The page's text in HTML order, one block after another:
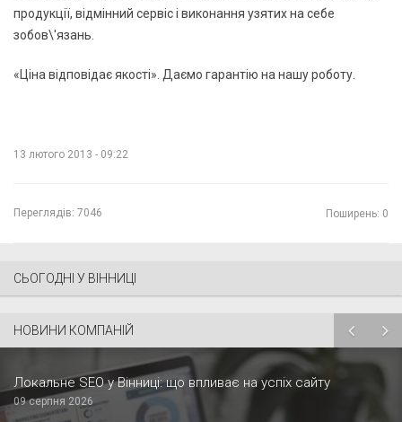
продукції, відмінний сервіс і виконання узятих на себе
зобов\'язань.
«Ціна відповідає якості». Даємо гарантію на нашу роботу.
13 лютого 2013 - 09:22
Переглядів: 7046 Поширень: 0
СЬОГОДНІ У ВІННИЦІ
НОВИНИ КОМПАНІЙ
Локальне SEO у Вінниці: що впливає на успіх сайту
09 серпня 2026